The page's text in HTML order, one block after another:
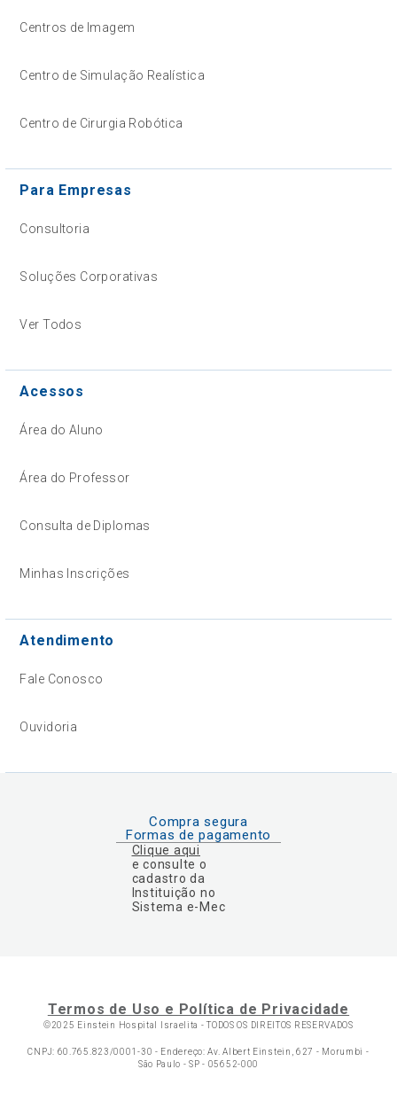
Centros de Imagem
Centro de Simulação Realística
Centro de Cirurgia Robótica
Para Empresas
Consultoria
Soluções Corporativas
Ver Todos
Acessos
Área do Aluno
Área do Professor
Consulta de Diplomas
Minhas Inscrições
Atendimento
Fale Conosco
Ouvidoria
Compra segura
Formas de pagamento
Clique aqui
e consulte o
cadastro da
Instituição no
Sistema e-Mec
Termos de Uso e Política de Privacidade
©2025 Einstein Hospital Israelita -TODOS OS DIREITOS RESERVADOS
CNPJ: 60.765.823/0001-30 - Endereço: Av. Albert Einstein, 627 - Morumbi -
São Paulo - SP - 05652-000